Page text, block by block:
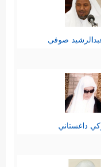
صوفي
داغستاني